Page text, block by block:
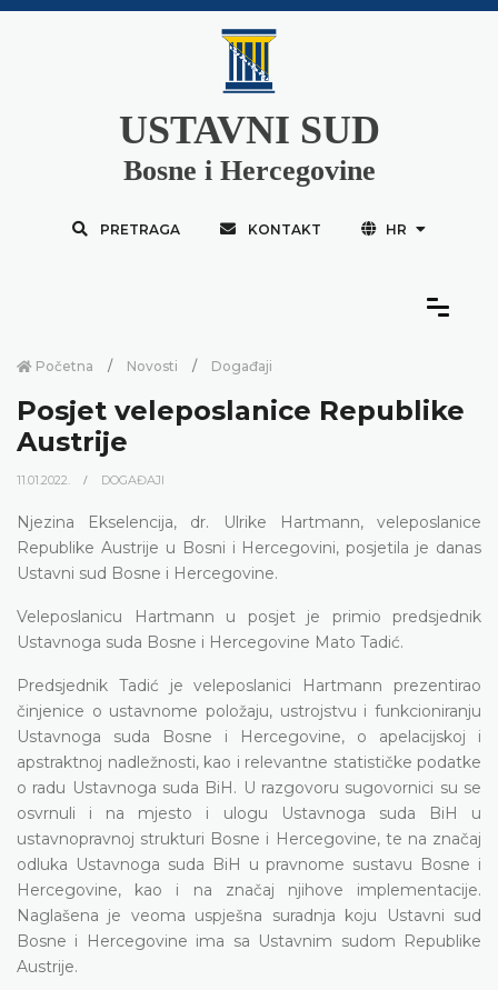
USTAVNI SUD
Bosne i Hercegovine
PRETRAGA KONTAKT HR
Početna Novosti Događaji
Posjet veleposlanice Republike
Austrije
11.01.2022. DOGAĐAJI
Njezina Ekselencija, dr. Ulrike Hartmann, veleposlanice
Republike Austrije u Bosni i Hercegovini, posjetila je danas
Ustavni sud Bosne i Hercegovine.
Veleposlanicu Hartmann u posjet je primio predsjednik
Ustavnoga suda Bosne i Hercegovine Mato Tadić.
Predsjednik Tadić je veleposlanici Hartmann prezentirao
činjenice o ustavnome položaju, ustrojstvu i funkcioniranju
Ustavnoga suda Bosne i Hercegovine, o apelacijskoj i
apstraktnoj nadležnosti, kao i relevantne statističke podatke
o radu Ustavnoga suda BiH. U razgovoru sugovornici su se
osvrnuli i na mjesto i ulogu Ustavnoga suda BiH u
ustavnopravnoj strukturi Bosne i Hercegovine, te na značaj
odluka Ustavnoga suda BiH u pravnome sustavu Bosne i
Hercegovine, kao i na značaj njihove implementacije.
Naglašena je veoma uspješna suradnja koju Ustavni sud
Bosne i Hercegovine ima sa Ustavnim sudom Republike
Austrije.